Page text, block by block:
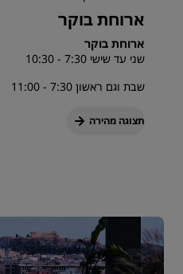
ארוחת בוקר
ארוחת בוקר
שני עד שישי 7:30 - 10:30
שבת וגם ראשון 7:30 - 11:00
תצוגה מהירה